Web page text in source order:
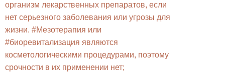
организм лекарственных препаратов, если
нет серьезного заболевания или угрозы для
жизни. #Мезотерапия или
#биоревитализация являются
косметологическими процедурами, поэтому
срочности в их применении нет;